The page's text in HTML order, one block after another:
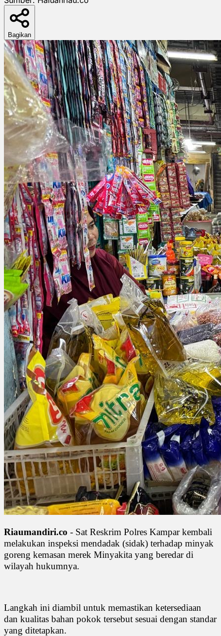
Bagikan
Riaumandiri.co - Sat Reskrim Polres Kampar kembali
melakukan inspeksi mendadak (sidak) terhadap minyak
goreng kemasan merek Minyakita yang beredar di
wilayah hukumnya.
Langkah ini diambil untuk memastikan ketersediaan
dan kualitas bahan pokok tersebut sesuai dengan standar
yang ditetapkan.